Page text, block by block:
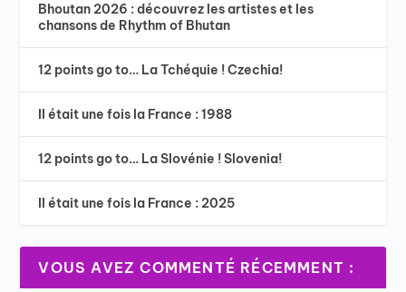
Bhoutan 2026 : découvrez les artistes et les
chansons de Rhythm of Bhutan
12 points go to… La Tchéquie ! Czechia!
Il était une fois la France : 1988
12 points go to… La Slovénie ! Slovenia!
Il était une fois la France : 2025
VOUS AVEZ COMMENTÉ RÉCEMMENT :